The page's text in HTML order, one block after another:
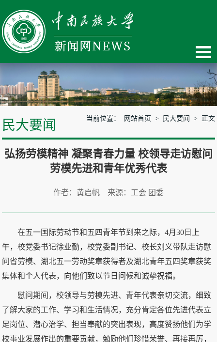
民大要闻 当前位置： 网站首页 > 民大要闻 > 正文
弘扬劳模精神 凝聚青春力量 校领导走访慰问
劳模先进和青年优秀代表
作者：黄启帆 来源：工会 团委
在五一国际劳动节和五四青年节到来之际，4月30日上
午，校党委书记徐业勤，校党委副书记、校长刘义带队走访慰
问省劳模、湖北五一劳动奖章获得者及湖北青年五四奖章获奖
集体和个人代表，向他们致以节日问候和诚挚祝福。
慰问期间，校领导与劳模先进、青年代表亲切交流，细致
了解大家的工作、学习和生活情况，充分肯定各位先进代表立
足岗位、潜心治学、担当奉献的突出表现，高度赞扬他们为学
校事业发展作出的重要贡献，勉励他们珍惜荣誉、再接再厉，